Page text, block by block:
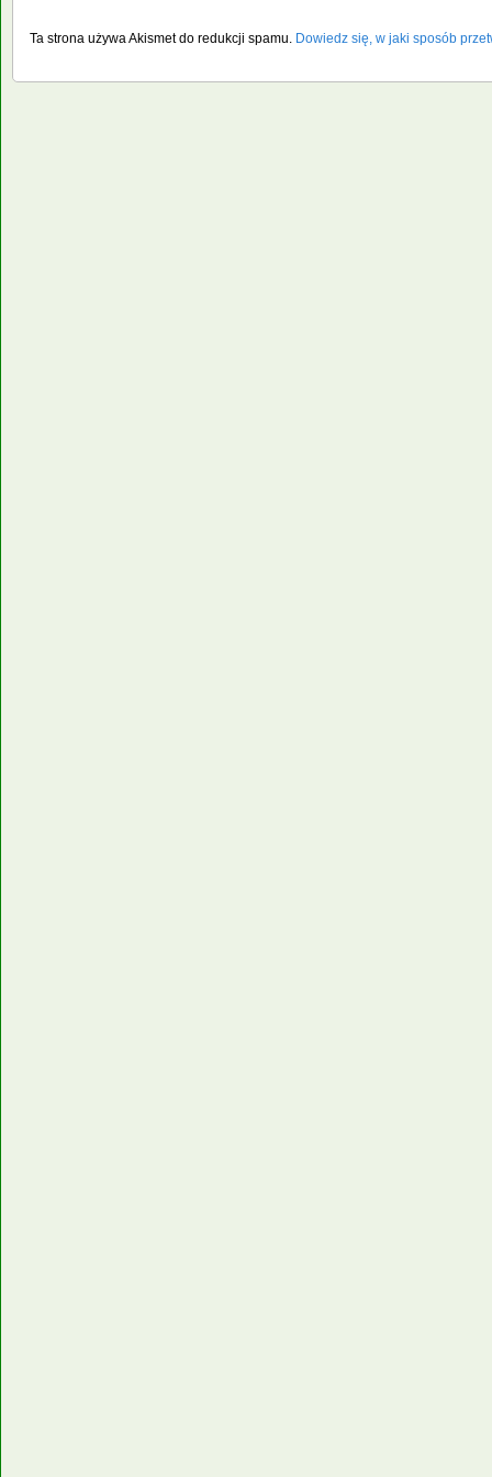
Ta strona używa Akismet do redukcji spamu. Dowiedz się, w jaki sposób